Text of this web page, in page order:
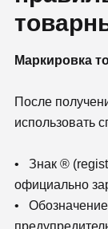
Маркировка
После
использовать
• Знак ®
официально
•